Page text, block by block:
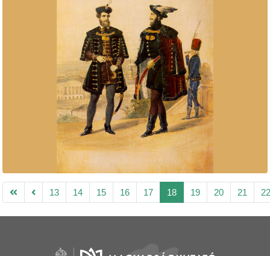
13 14 15 16 17 18 19 20 21